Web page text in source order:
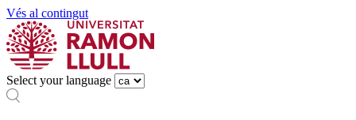
Vés al contingut
Select your language